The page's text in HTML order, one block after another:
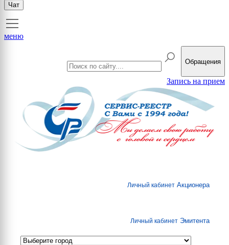
Чат
меню
Обращения
Запись на прием
Личный кабинет Акционера
Личный кабинет Эмитента